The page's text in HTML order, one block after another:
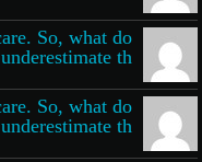
So, what do
th...
So, what do
th...